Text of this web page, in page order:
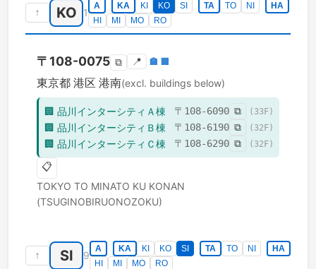
↑ KO 1
A KA KI KO SI TA TO NI
HA
HI
MI MO RO
〒 108-0075 ⧉ 📍 🏣 🏢
東京都 港区 港南(excl. buildings below)
🏢 品川インターシティＡ棟 〒 108-6090 ⧉ ( 33F)
🏢 品川インターシティＢ棟 〒 108-6190 ⧉ ( 32 F)
🏢 品川インターシティＣ棟 〒 108-6290 ⧉ ( 32 F)
📋
TOKYO TO MINATO KU KONAN
(TSUGINOBIRUONOZOKU)
↑ SI 9
A KA KI KO SI TA TO NI
HA
HI
MI MO RO